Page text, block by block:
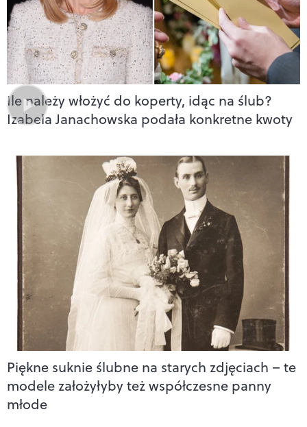
Ile należy włożyć do koperty, idąc na ślub?
Izabela Janachowska podała konkretne kwoty
Piękne suknie ślubne na starych zdjęciach – te
modele założyłyby też współczesne panny
młode